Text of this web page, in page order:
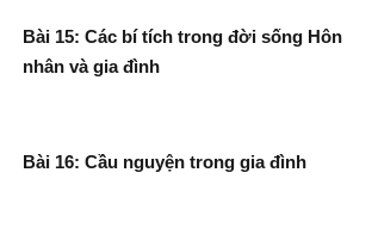
Bài 15: Các bí tích trong đời sống Hôn
nhân và gia đình
Bài 16: Cầu nguyện trong gia đình